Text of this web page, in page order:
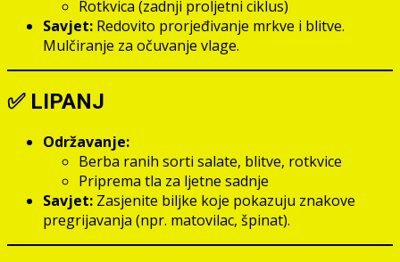
Rotkvica (zadnji proljetni ciklus)
Savjet: Redovito prorjeđivanje mrkve i blitve.
Mulčiranje za očuvanje vlage.
✅ LIPANJ
Održavanje:
Berba ranih sorti salate, blitve, rotkvice
Priprema tla za ljetne sadnje
Savjet: Zasjenite biljke koje pokazuju znakove
pregrijavanja (npr. matovilac, špinat).